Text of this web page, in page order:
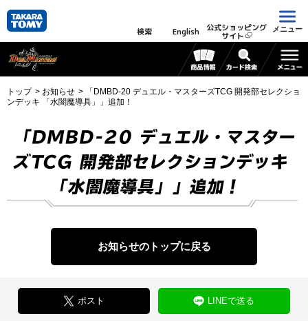
検索 English 公式ショッピング
サイト
メニュー
トップ お知らせ
「DMBD-20 デュエル・マスターズTCG 開発部セレクショ
ンデッキ 「水闇魔導具」」追加！
「DMBD-20 デュエル・マスター
ズTCG 開発部セレクションデッキ
「水闇魔導具」」追加！
お知らせのトップに戻る
ポスト LINEで送る